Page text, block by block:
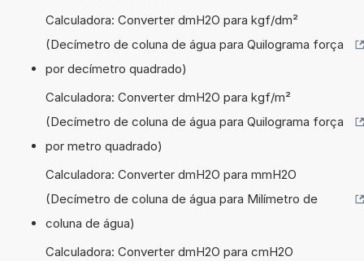
Calculadora: Converter dmH2O para kgf/dm²
(Decímetro de coluna de água para Quilograma força
por decímetro quadrado)
Calculadora: Converter dmH2O para kgf/m²
(Decímetro de coluna de água para Quilograma força
por metro quadrado)
Calculadora: Converter dmH2O para mmH2O
(Decímetro de coluna de água para Milímetro de
coluna de água)
Calculadora: Converter dmH2O para cmH2O